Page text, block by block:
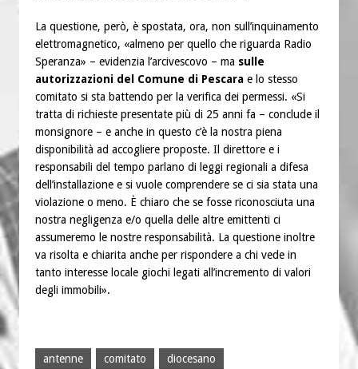
La questione, però, è spostata, ora, non sull’inquinamento
elettromagnetico, «almeno per quello che riguarda Radio
Speranza» – evidenzia l’arcivescovo – ma sulle
autorizzazioni del Comune di Pescara e lo stesso
comitato si sta battendo per la verifica dei permessi. «Si
tratta di richieste presentate più di 25 anni fa – conclude il
monsignore – e anche in questo c’è la nostra piena
disponibilità ad accogliere proposte. Il direttore e i
responsabili del tempo parlano di leggi regionali a difesa
dell’installazione e si vuole comprendere se ci sia stata una
violazione o meno. È chiaro che se fosse riconosciuta una
nostra negligenza e/o quella delle altre emittenti ci
assumeremo le nostre responsabilità. La questione inoltre
va risolta e chiarita anche per rispondere a chi vede in
tanto interesse locale giochi legati all’incremento di valori
degli immobili».
antenne comitato
diocesano